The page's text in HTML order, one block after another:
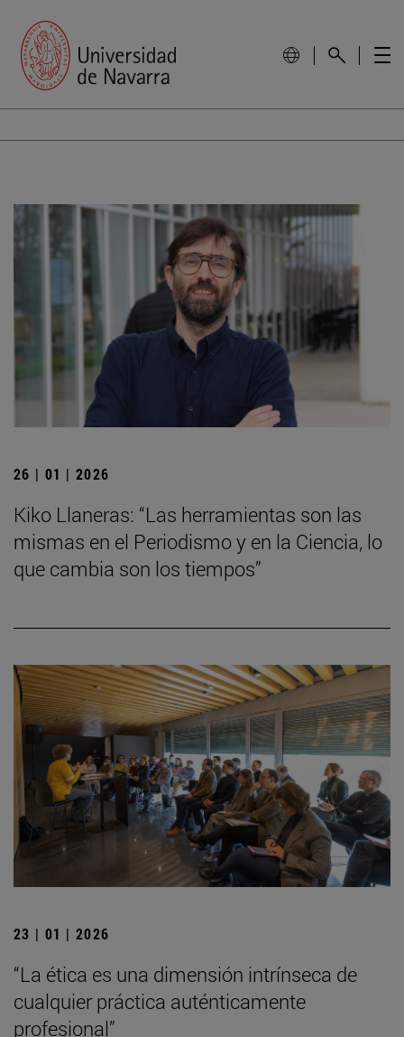
26 | 01 | 2026
Kiko Llaneras: “Las herramientas son las
mismas en el Periodismo y en la Ciencia, lo
que cambia son los tiempos”
23 | 01 | 2026
“La ética es una dimensión intrínseca de
cualquier práctica auténticamente
profesional”